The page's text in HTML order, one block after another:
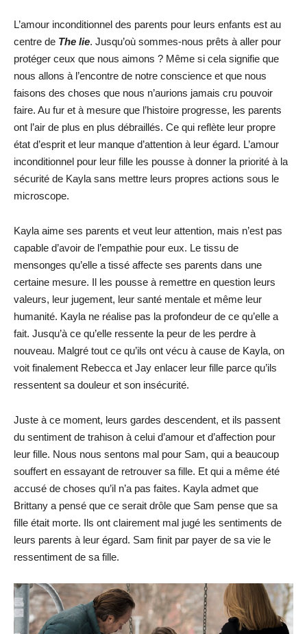
L’amour inconditionnel des parents pour leurs enfants est au
centre de The lie. Jusqu’où sommes-nous prêts à aller pour
protéger ceux que nous aimons ? Même si cela signifie que
nous allons à l’encontre de notre conscience et que nous
faisons des choses que nous n’aurions jamais cru pouvoir
faire. Au fur et à mesure que l’histoire progresse, les parents
ont l’air de plus en plus débraillés. Ce qui reflète leur propre
état d’esprit et leur manque d’attention à leur égard. L’amour
inconditionnel pour leur fille les pousse à donner la priorité à la
sécurité de Kayla sans mettre leurs propres actions sous le
microscope.
Kayla aime ses parents et veut leur attention, mais n’est pas
capable d’avoir de l’empathie pour eux. Le tissu de
mensonges qu’elle a tissé affecte ses parents dans une
certaine mesure. Il les pousse à remettre en question leurs
valeurs, leur jugement, leur santé mentale et même leur
humanité. Kayla ne réalise pas la profondeur de ce qu’elle a
fait. Jusqu’à ce qu’elle ressente la peur de les perdre à
nouveau. Malgré tout ce qu’ils ont vécu à cause de Kayla, on
voit finalement Rebecca et Jay enlacer leur fille parce qu’ils
ressentent sa douleur et son insécurité.
Juste à ce moment, leurs gardes descendent, et ils passent
du sentiment de trahison à celui d’amour et d’affection pour
leur fille. Nous nous sentons mal pour Sam, qui a beaucoup
souffert en essayant de retrouver sa fille. Et qui a même été
accusé de choses qu’il n’a pas faites. Kayla admet que
Brittany a pensé que ce serait drôle que Sam pense que sa
fille était morte. Ils ont clairement mal jugé les sentiments de
leurs parents à leur égard. Sam finit par payer de sa vie le
ressentiment de sa fille.